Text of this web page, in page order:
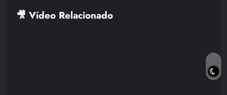
🎥 Vídeo Relacionado